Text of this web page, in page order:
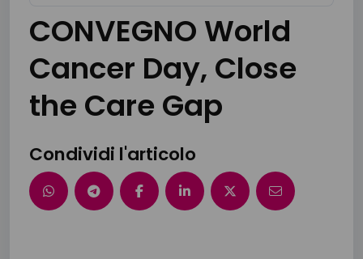
CONVEGNO World
Cancer Day, Close
the Care Gap
Condividi l'articolo